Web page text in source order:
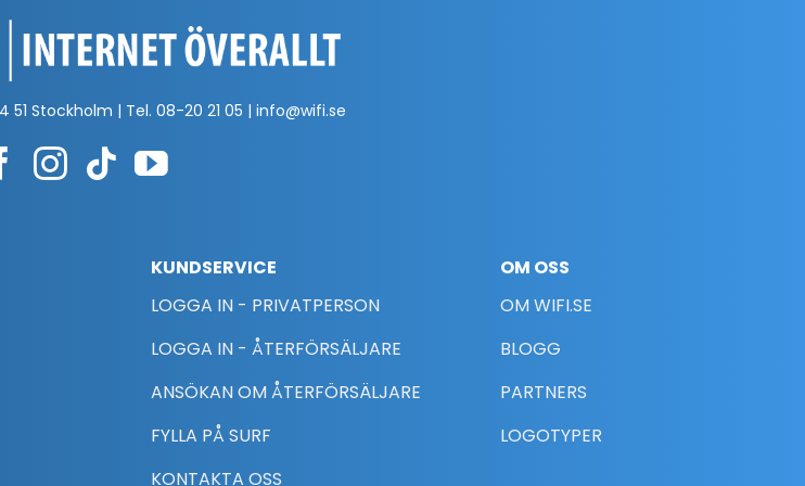
51 Stockholm | Tel. 08-20 21 05 | info@wifi.se
KUNDSERVICE
LOGGA IN - PRIVATPERSON
LOGGA IN - ÅTERFÖRSÄLJARE
ANSÖKAN OM ÅTERFÖRSÄLJARE
FYLLA PÅ SURF
KONTAKTA OSS
OM OSS
OM WIFI.SE
BLOGG
PARTNERS
LOGOTYPER